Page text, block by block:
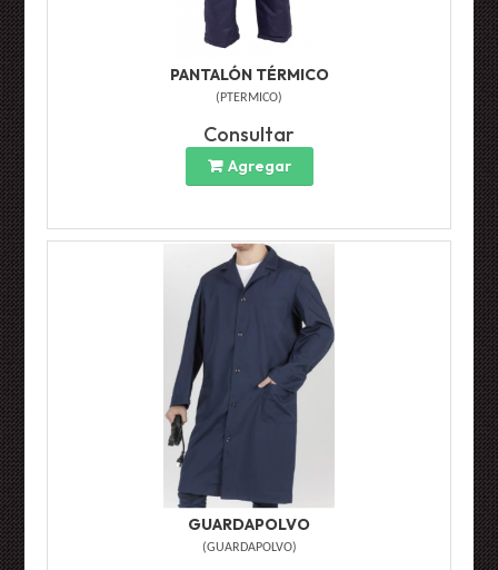
PANTALÓN TÉRMICO
( PTERMICO)
Consultar
Agregar
GUARDAPOLVO
(GUARDAPOLVO)